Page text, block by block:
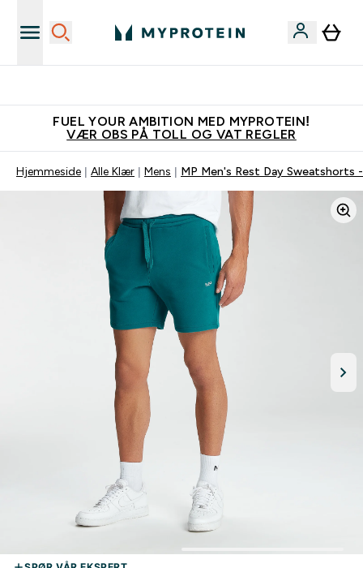
FUEL YOUR AMBITION MED MYPROTEIN!
VÆR OBS PÅ TOLL OG VAT REGLER
Hjemmeside Alle Klær Mens MP Men's Rest Day Sweatshorts